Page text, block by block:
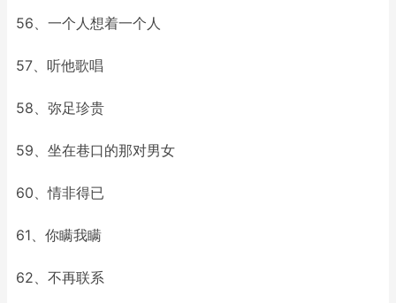
56、一个人想着一个人
57、听他歌唱
58、弥足珍贵
59、坐在巷口的那对男女
60、情非得已
61、你瞒我瞒
62、不再联系